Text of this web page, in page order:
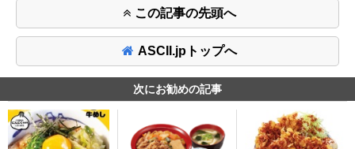
この記事の先頭へ
ASCII.jpトップへ
次にお勧めの記事